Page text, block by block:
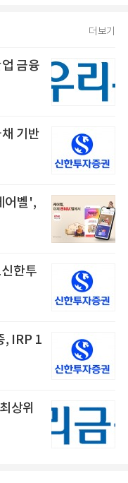
더보기
금융
기반
어벨',
한투
, IRP 1
상위